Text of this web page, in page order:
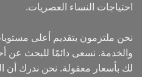
احتياجات النساء العصريات.
نحن ملتزمون بتقديم أعلى
والخدمة. نسعى دائمًا للبحث عن
لك بأسعار معقولة. نحن ندرك أن